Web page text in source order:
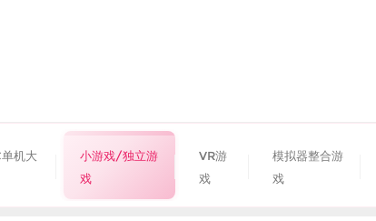
机大
小游戏/独立游
戏
VR游
戏
模拟器整合游
戏